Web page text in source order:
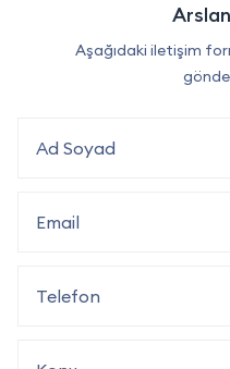
Aşağıdaki iletişim